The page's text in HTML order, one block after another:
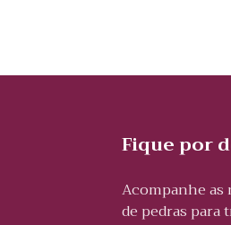
Fique por
Acompanhe as
de pedras